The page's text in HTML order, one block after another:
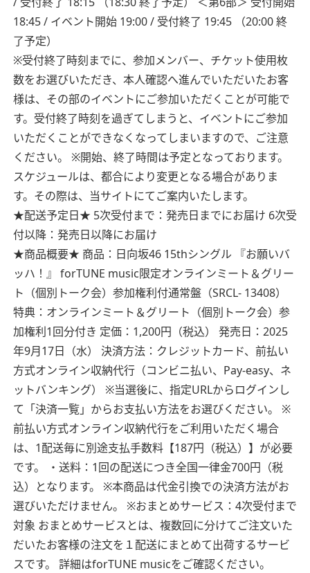
18:45 / イベント開始 19:00 / 受付終了 19:45 （20:00 終
了予定）
※受付終了時刻までに、参加メンバー、チケット使用枚
数をお選びいただき、本人確認へ進んでいただいたお客
様は、その部のイベントにご参加いただくことが可能で
す。受付終了時刻を過ぎてしまうと、イベントにご参加
いただくことができなくなってしまいますので、ご注意
ください。
※開始、終了時間は予定となっております。
スケジュールは、都合により変更となる場合がありま
す。その際は、当サイトにてご案内いたします。
★配送予定日★ 5次受付まで：発売日までにお届け 6次受
付以降：発売日以降にお届け
★商品概要★ 商品：日向坂46 15thシングル 『お願いバ
ッハ！』 forTUNE music限定オンラインミート＆グリー
ト（個別トーク会）参加権利付通常盤（SRCL- 13408）
特典：オンラインミート＆グリート（個別トーク会）参
加権利1回分付き 定価：1,200円（税込）
発売日：2025
年9月17日（水）
決済方法：クレジットカード、前払い
方式オンライン収納代行（コンビニ払い、Pay-easy、ネ
ットバンキング）
※当選後に、指定URLからログインし
て「決済一覧」からお支払い方法をお選びください。
※
前払い方式オンライン収納代行をご利用いただく場合
は、1配送毎に別途支払手数料【187円（税込）】が必要
です。
・送料：1回の配送につき全国一律金700円（税
込）となります。
※本商品は代金引換での決済方法がお
選びいただけません。
※おまとめサービス：4次受付まで
対象 おまとめサービスとは、複数回に分けてご注文いた
だいたお客様の注文を１配送にまとめて出荷するサービ
スです。
詳細はforTUNE musicをご確認ください。